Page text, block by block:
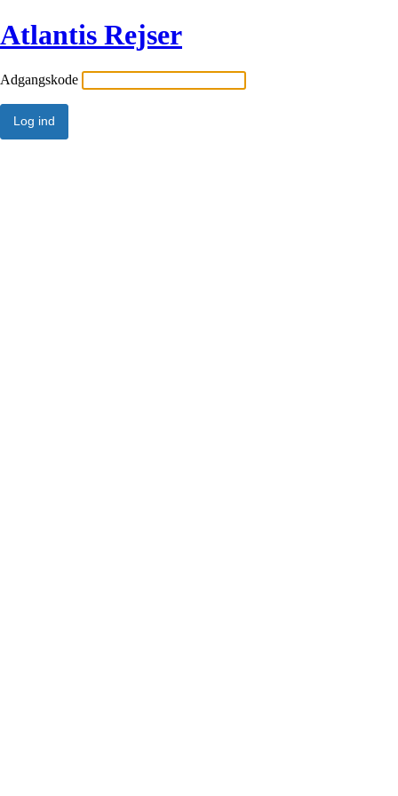
Atlantis Rejser
Adgangskode